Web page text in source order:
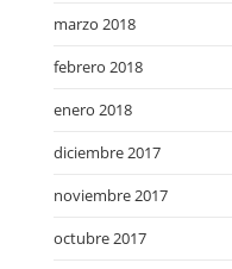
marzo 2018
febrero 2018
enero 2018
diciembre 2017
noviembre 2017
octubre 2017